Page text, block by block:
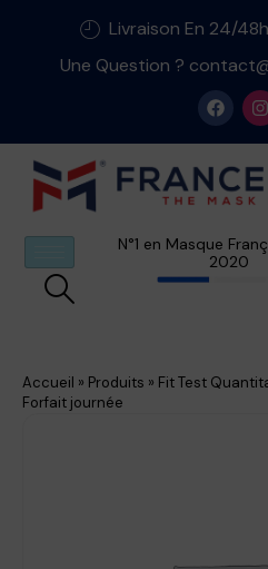
Livraison En 24/
Une Question ?
N°1 en Masque
2020
Accueil » Produits » Fit Test
Forfait journée